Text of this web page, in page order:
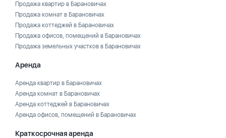
Продажа квартир в Барановичах
Продажа комнат в Барановичах
Продажа коттеджей в Барановичах
Продажа офисов, помещений в Барановичах
Продажа земельных участков в Барановичах
Аренда
Аренда квартир в Барановичах
Аренда комнат в Барановичах
Аренда коттеджей в Барановичах
Аренда офисов, помещений в Барановичах
Краткосрочная аренда